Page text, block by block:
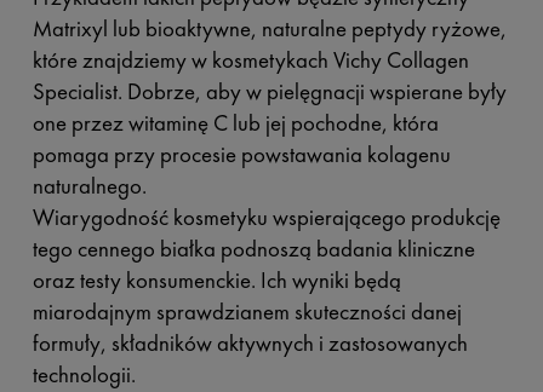
Matrixyl lub bioaktywne, naturalne peptydy ryżowe,
które znajdziemy w kosmetykach Vichy Collagen
Specialist. Dobrze, aby w pielęgnacji wspierane były
one przez witaminę C lub jej pochodne, która
pomaga przy procesie powstawania kolagenu
naturalnego.
Wiarygodność kosmetyku wspierającego produkcję
tego cennego białka podnoszą badania kliniczne
oraz testy konsumenckie. Ich wyniki będą
miarodajnym sprawdzianem skuteczności danej
formuły, składników aktywnych i zastosowanych
technologii.